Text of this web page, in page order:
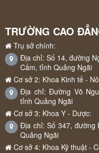
TRƯỜNG CAO
Trụ sở chính:
Địa chỉ: Số 14, đường
Cấm, tỉnh Quảng Ngãi
Cơ sở 2: Khoa Kinh tế -
Địa chỉ: Đường Võ
tỉnh Quảng Ngãi
Cơ sở 3: Khoa Y - Dược:
Địa chỉ: Số 347, đường
Quảng Ngãi
Cơ sở 4: Khoa Kỹ thuật -